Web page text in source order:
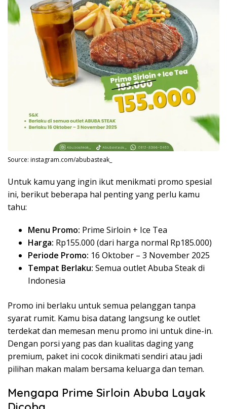
Source: instagram.com/abubasteak_
Untuk kamu yang ingin ikut menikmati promo spesial
ini, berikut beberapa hal penting yang perlu kamu
tahu:
Menu Promo: Prime Sirloin + Ice Tea
Harga: Rp155.000 (dari harga normal Rp185.000)
Periode Promo: 16 Oktober – 3 November 2025
Tempat Berlaku: Semua outlet Abuba Steak di
Indonesia
Promo ini berlaku untuk semua pelanggan tanpa
syarat rumit. Kamu bisa datang langsung ke outlet
terdekat dan memesan menu promo ini untuk dine-in.
Dengan porsi yang pas dan kualitas daging yang
premium, paket ini cocok dinikmati sendiri atau jadi
pilihan makan malam bersama keluarga dan teman.
Mengapa Prime Sirloin Abuba Layak